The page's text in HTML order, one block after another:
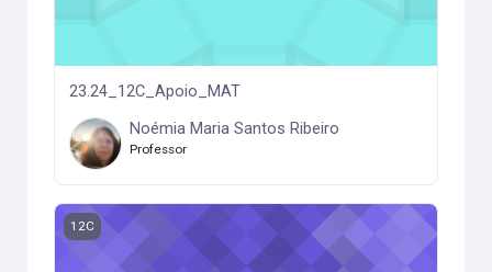
23.24_12C_Apoio_MAT
Noémia Maria Santos Ribeiro
Professor
23.24_12C_Apli. Inform
12C